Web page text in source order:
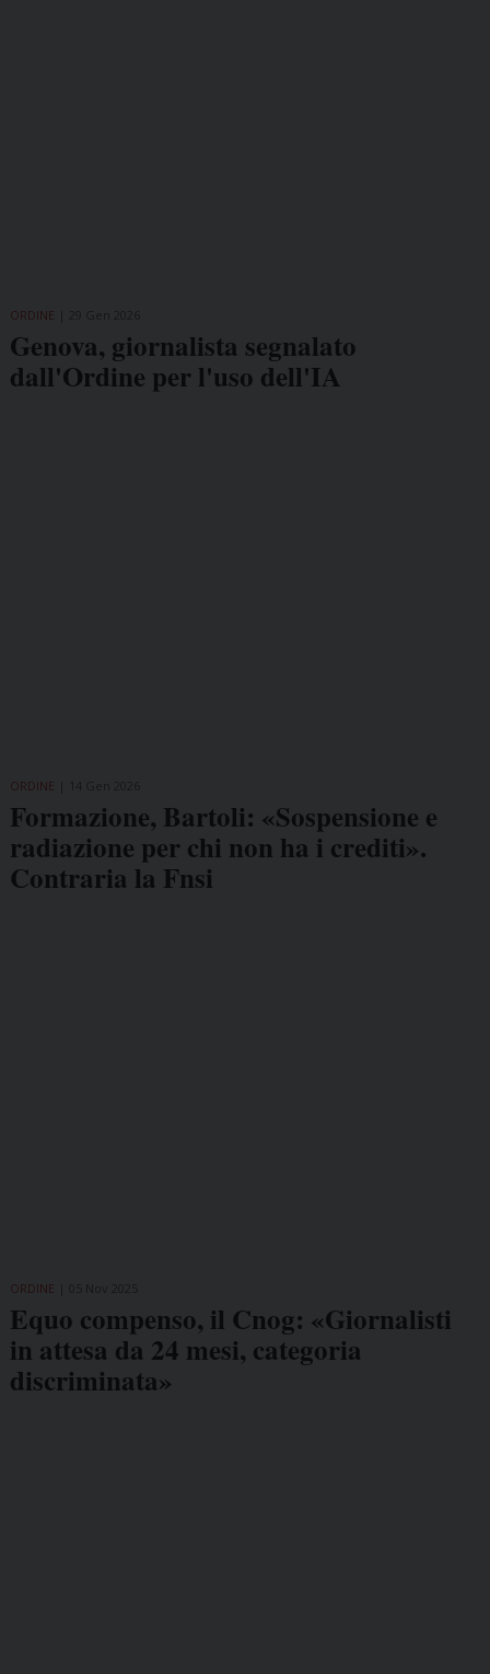
ORDINE
Genova, giornalista segnalato
dall'Ordine per l'uso dell'IA
ORDINE
Formazione, Bartoli: «Sospensione e
radiazione per chi non ha i crediti».
Contraria la Fnsi
ORDINE
Equo compenso, il Cnog: «Giornalisti
in attesa da 24 mesi, categoria
discriminata»